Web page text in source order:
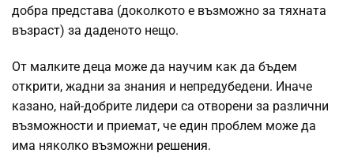
добра представа (доколкото е възможно за тяхната
възраст) за даденото нещо.
От малките деца може да научим как да бъдем
открити, жадни за знания и непредубедени. Иначе
казано, най-добрите лидери са отворени за различни
възможности и приемат, че един проблем може да
има няколко възможни решения.